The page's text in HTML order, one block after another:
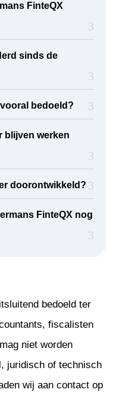
FinteQX
sinds de
bedoeld?
blijven werken
doorontwikkeld?
FinteQX nog
bedoeld ter
fiscalisten
niet worden
juridisch of technisch
wij aan contact op